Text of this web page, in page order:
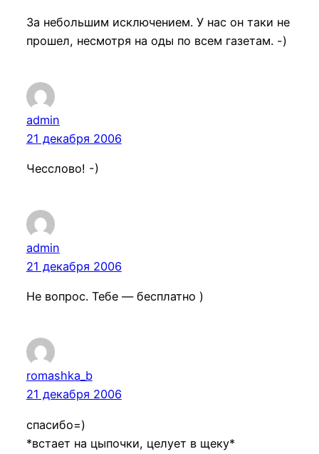
За небольшим исключением. У нас он таки не
прошел, несмотря на оды по всем газетам. -)
admin
21 декабря 2006
Чесслово! -)
admin
21 декабря 2006
Не вопрос. Тебе — бесплатно )
romashka_b
21 декабря 2006
спасибо=)
*встает на цыпочки, целует в щеку*